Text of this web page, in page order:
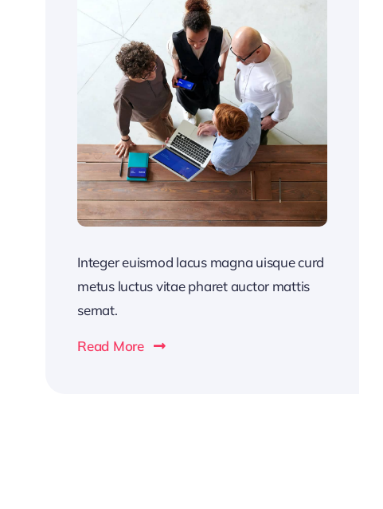
Integer euismod lacus magna uisque curd
metus luctus vitae pharet auctor mattis
semat.
Read More